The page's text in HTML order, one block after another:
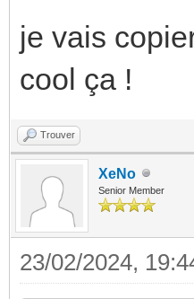
je vais
cool ça !
Trouver
XeNo
Senior Member
23/02/2024,